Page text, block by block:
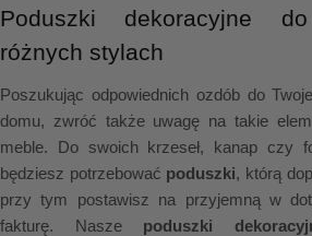
Poduszki dekoracyjne
różnych stylach
Poszukując odpowiednich ozdób do
domu, zwróć także uwagę na takie
meble. Do swoich krzeseł, kanap czy
będziesz potrzebować poduszki, którą
przy tym postawisz na przyjemną w
fakturę. Nasze poduszki